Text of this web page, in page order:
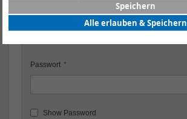
E-Mail
Passwort
Show Password
Speichern
Alle erlauben & Speichern